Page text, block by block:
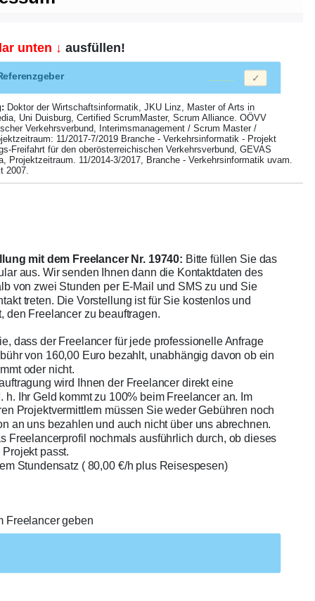
unten ↓ ausfüllen!
Doktor der Wirtschaftsinformatik, JKU Linz, Master of Arts in
Uni Duisburg, Certified ScrumMaster, Scrum Alliance. OÖVV
Verkehrsverbund, Interimsmanagement / Scrum Master /
11/2017-7/2019 Branche - Verkehrsinformatik - Projekt
Freifahrt für den oberösterreichischen Verkehrsverbund, GEVAS
Projektzeitraum. 11/2014-3/2017, Branche - Verkehrsinformatik uvam.
2007.
mit dem Freelancer Nr. 19740: Bitte füllen Sie das
aus. Wir senden Ihnen dann die Kontaktdaten des
von zwei Stunden per E-Mail und SMS zu und Sie
treten. Die Vorstellung ist für Sie kostenlos und
den Freelancer zu beauftragen.
dass der Freelancer für jede professionelle Anfrage
von 160,00 Euro bezahlt, unabhängig davon ob ein
oder nicht.
wird Ihnen der Freelancer direkt eine
h. Ihr Geld kommt zu 100% beim Freelancer an. Im
Projektvermittlern müssen Sie weder Gebühren noch
an uns bezahlen und auch nicht über uns abrechnen.
Freelancerprofil nochmals ausführlich durch, ob dieses
passt.
Stundensatz ( 80,00 €/h plus Reisespesen)
Freelancer geben